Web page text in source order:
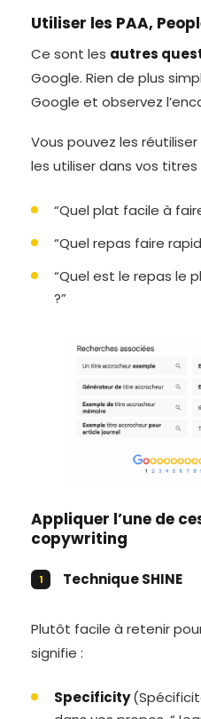
Utiliser les PAA,
Ce sont les autres
Google. Rien de plus
Google et observez
Vous pouvez les
les utiliser dans vos
“Quel plat facile à
“Quel repas faire
“Quel est le repas le
?”
Appliquer l’une de
copywriting
Technique SHINE
Plutôt facile à retenir pour
signifie :
Specificity